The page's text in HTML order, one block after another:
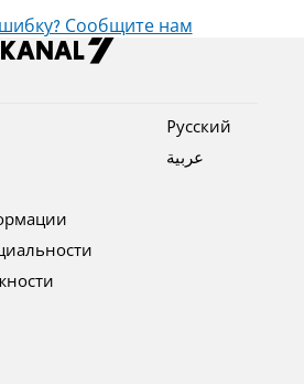
Сообщите нам
Pусский
عربية